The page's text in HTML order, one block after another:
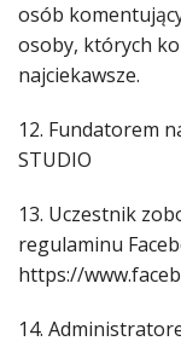
osób
osoby, których
najciekawsze.
12. Fundatorem
STUDIO
13. Uczestnik
regulaminu
https://
14.